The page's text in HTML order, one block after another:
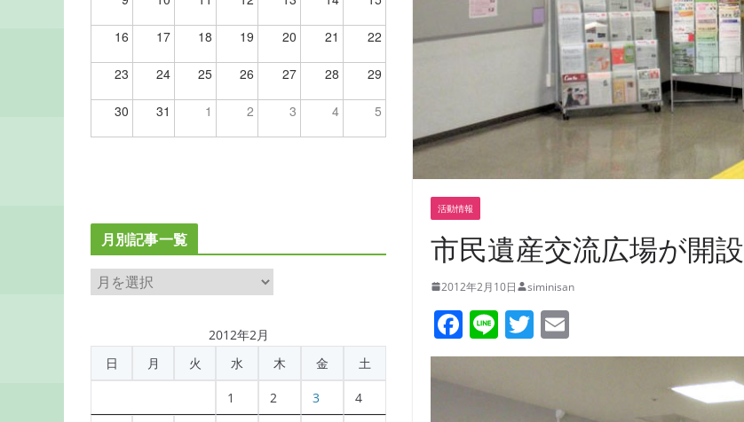
活動情報
市民遺産交流広場が開設
2012年2月10日 siminisan
F
a
c
Li
n
T
w
er
m
l
16 17 18 19 20 21 22
23 24 25 26 27 28 29
30 31 1 2 3 4 5
月別記事一覧
月
事
2012年2月
日
月 火 水 木 金 土
1 2 3 4